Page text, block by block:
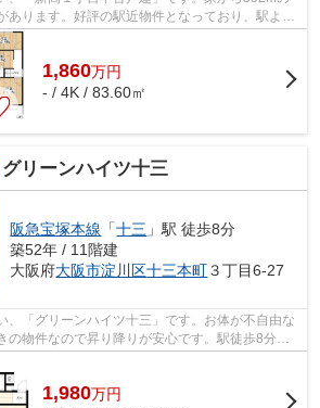
あります。好評の駅近物件となっており、駅より
。周辺環境も...
1,860万円
- / 4K / 83.60㎡
グリーンハイツ十三
阪急宝塚本線 「十三 」駅 徒歩8分
築52年 / 11階建
大阪府大阪市淀川区十三本町３丁目6-27
、「グリーンハイツ十三」です。お体が不自由な
の物件なので昇り降りが安心です。駅徒歩8分の
1,980万円